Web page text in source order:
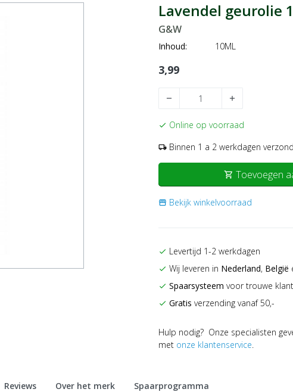
Lavendel geurolie
G&W
Inhoud: 10ML
3,99
remove add
check Online op voorraad
local_shipping Binnen 1 a 2 werkdagen
shopping_cart Toevoegen
storefront Bekijk winkelvoorraad
check Levertijd 1-2 werkdagen
check Wij leveren in Nederland, België
check Spaarsysteem voor trouwe
check Gratis verzending vanaf 50,-
Hulp nodig? Onze specialisten
met onze klantenservice.
Reviews Over het merk Spaarprogramma